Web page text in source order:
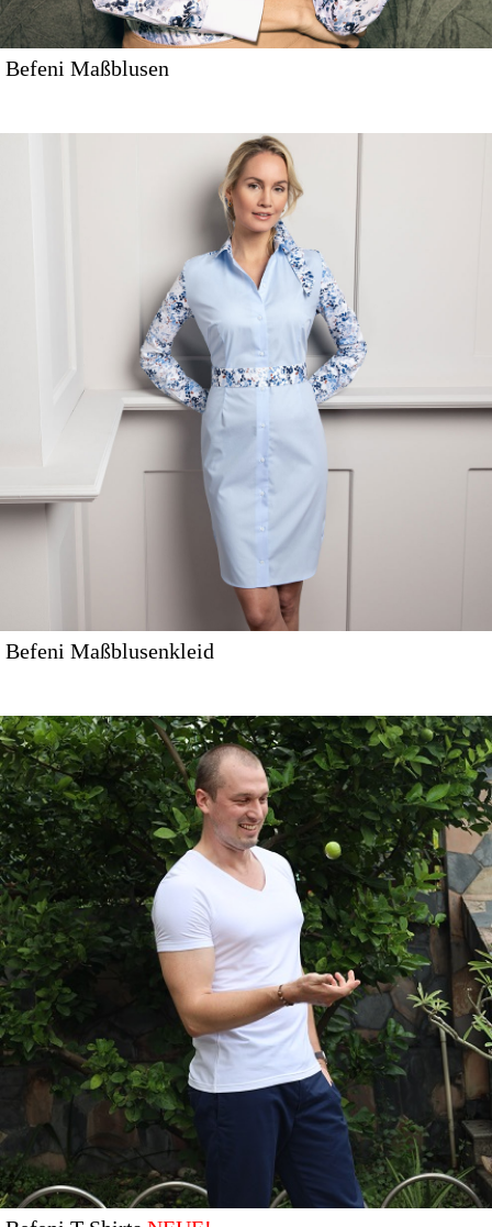
Befeni Maßblusen
Befeni Maßblusenkleid